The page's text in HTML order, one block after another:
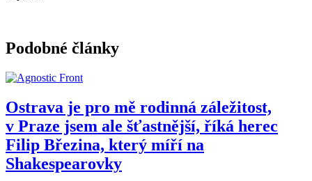
Podobné články
Ostrava je pro mě rodinná záležitost,
v Praze jsem ale šťastnější, říká herec
Filip Březina, který míří na
Shakespearovky